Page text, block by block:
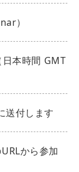
）
本時間 GMT
送付します
から参加